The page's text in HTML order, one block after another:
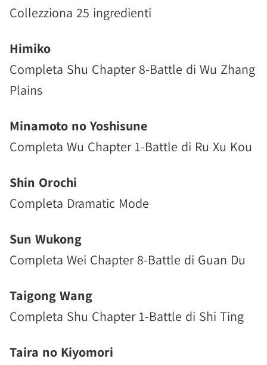
Collezziona 25 ingredienti
Himiko
Completa Shu Chapter 8-Battle di Wu Zhang
Plains
Minamoto no Yoshisune
Completa Wu Chapter 1-Battle di Ru Xu Kou
Shin Orochi
Completa Dramatic Mode
Sun Wukong
Completa Wei Chapter 8-Battle di Guan Du
Taigong Wang
Completa Shu Chapter 1-Battle di Shi Ting
Taira no Kiyomori